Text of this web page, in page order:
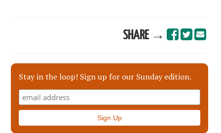
SHARE →
Stay in the loop! Sign up for our Sunday edition.